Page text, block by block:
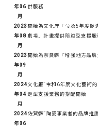
年06
月
供服務
2023
年08
月
開始為文化庁「令及5年度促
劇場」計畫提供陪跑型支援服
2023
年09
月
開始為奈良縣「增強地方品
2024
年04
月
文化廳“令和6年度文化藝術
走型支援業務的搭配開始
2024
年06
佐賀縣“陶瓷事業者的品牌推